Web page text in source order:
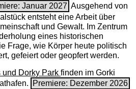
Januar 2027 Ausgehend von
entsteht eine Arbeit über
und Gewalt. Im Zentrum
eines historischen
Frage, wie Körper heute politisch
gefeiert oder geopfert werden.
und Dorky Park finden im Gorki
Premiere: Dezember 2026